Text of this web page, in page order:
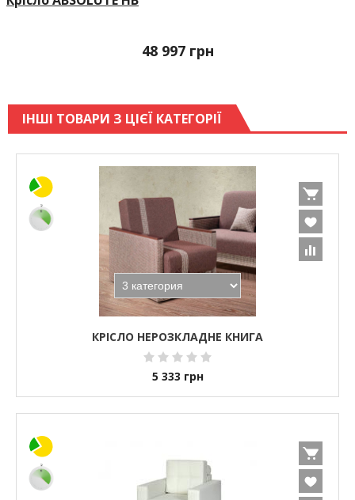
48 997 грн
ІНШІ ТОВАРИ З ЦІЄЇ КАТЕГОРІЇ
КРІСЛО НЕРОЗКЛАДНЕ КНИГА
5 333 грн